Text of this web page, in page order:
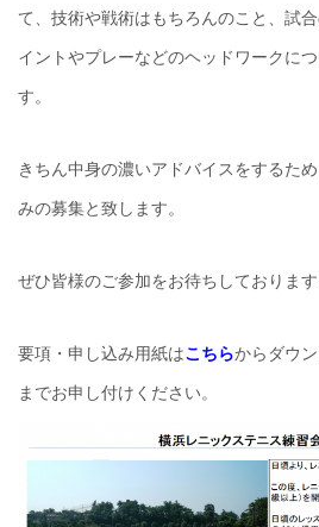
て、技術や戦術はもちろんのこと、試
イントやプレーなどのヘッドワークに
す。
きちん中身の濃いアドバイスをするた
みの募集と致します。
ぜひ皆様のご参加をお待ちしております
要項・申し込み用紙はこちらからダウ
までお申し付けください。